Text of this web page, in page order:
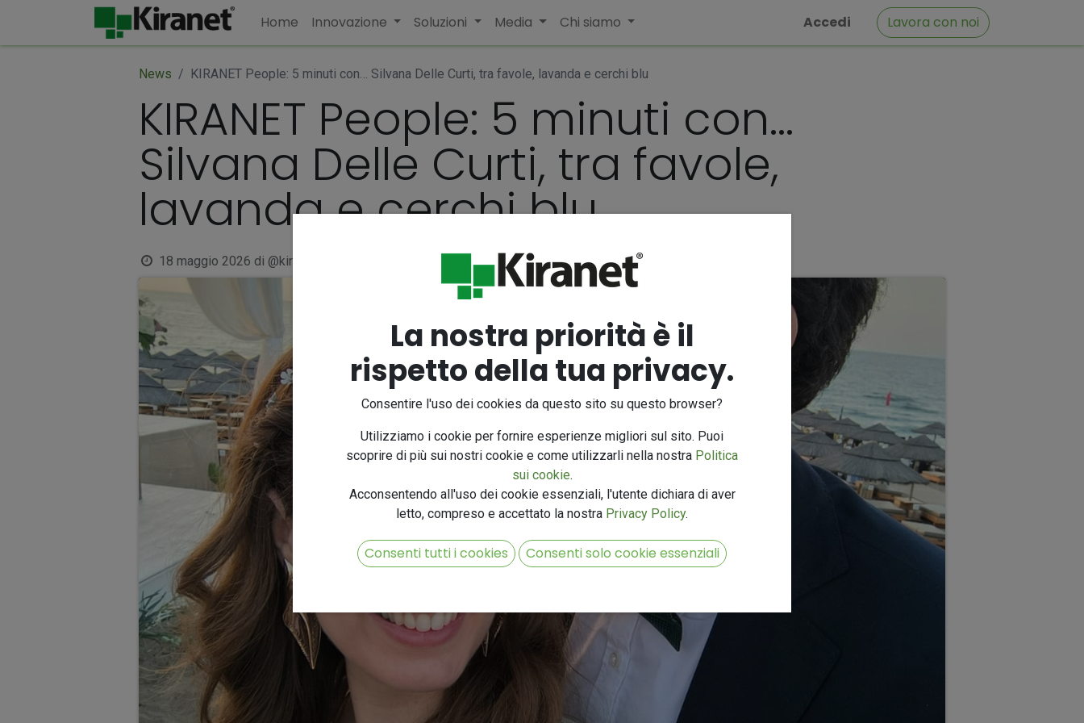
Home Innovazione Soluzioni Media Chi siamo Accedi Lavora con noi
News KIRANET People: 5 minuti con… Silvana Delle Curti, tra favole, lavanda e cerchi blu
KIRANET People: 5 minuti con…
Silvana Delle Curti, tra favole,
lavanda e cerchi blu
18 maggio 2026 di @kiranet.it
La nostra priorità è il
rispetto della tua privacy.
Consentire l'uso dei cookies da questo sito su questo browser?
Utilizziamo i cookie per fornire esperienze migliori sul sito. Puoi
scoprire di più sui nostri cookie e come utilizzarli nella nostra Politica
sui cookie.
Acconsentendo all'uso dei cookie essenziali, l'utente dichiara di aver
letto, compreso e accettato la nostra Privacy Policy.
Consenti tutti i cookies Consenti solo cookie essenziali